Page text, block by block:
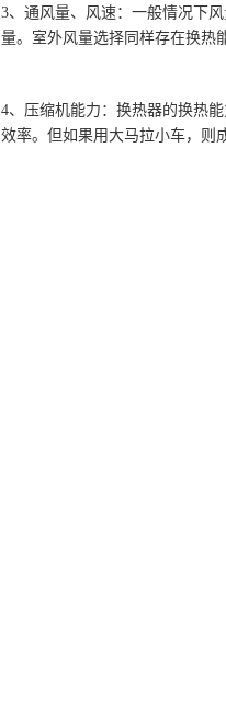
3、通风量、风速：一般情况下
量。室外风量选择同样存在换热
4、压缩机能力：换热器的换热
效率。但如果用大马拉小车，则